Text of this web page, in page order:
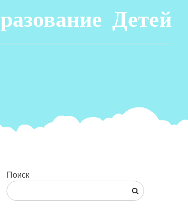
Детей
Поиск